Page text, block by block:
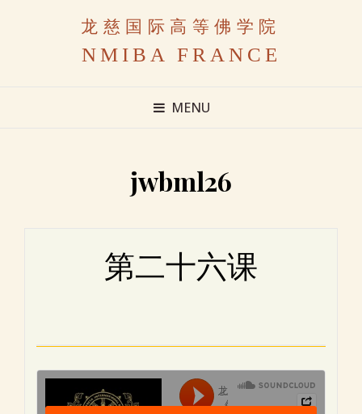
龙慈国际高等佛学院
NMIBA FRANCE
MENU
jwbml26
第二十六课